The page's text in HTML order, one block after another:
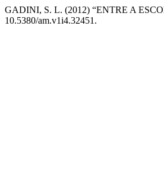
GADINI, S. L. (2012) “ENTRE A
10.5380/am.v1i4.32451.